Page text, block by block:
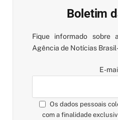
Boletim
Fique informado sobre
Agência de Notícias
E-
Os dados pessoais
com a finalidade